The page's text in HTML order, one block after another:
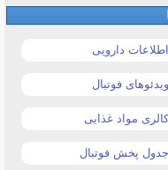
اطلاعات دارویی
ویدئوهای فوتبال
کالری مواد غذایی
جدول پخش فوتبال